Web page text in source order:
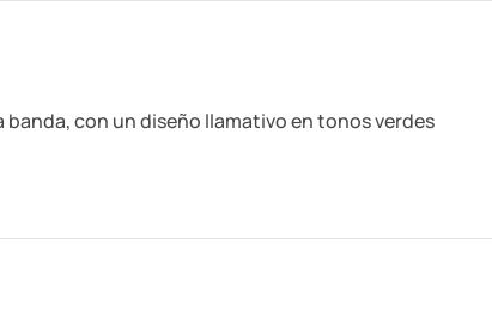
banda, con un diseño llamativo en tonos verdes